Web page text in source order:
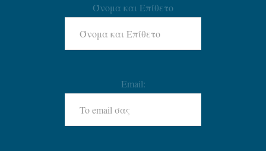
Όνομα και Επίθετο
Email: